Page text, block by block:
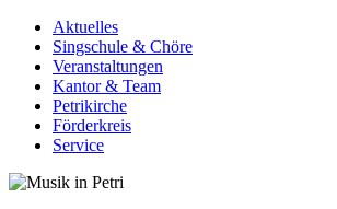
Aktuelles
Singschule & Chöre
Veranstaltungen
Kantor & Team
Petrikirche
Förderkreis
Service